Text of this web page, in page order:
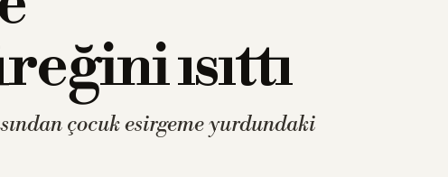
ısıttı
çocuk esirgeme yurdundaki